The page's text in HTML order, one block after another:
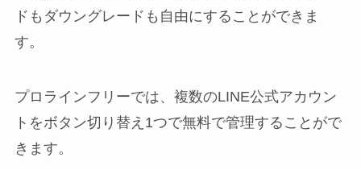
ドもダウングレードも自由にすることができま
す。
プロラインフリーでは、複数のLINE公式アカウン
トをボタン切り替え1つで無料で管理することがで
きます。